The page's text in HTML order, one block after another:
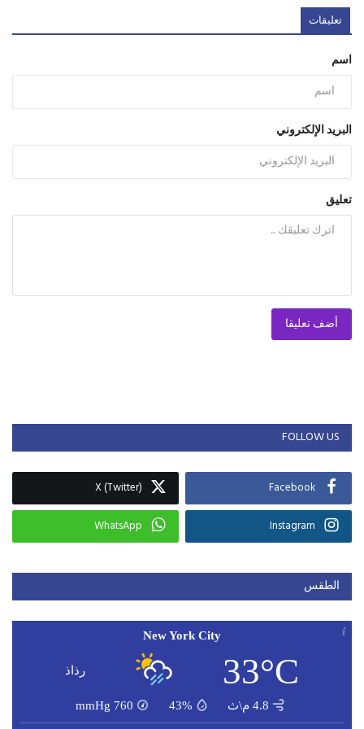
تعليقات
اسم
البريد الإلكتروني
تعليق
أضف تعليقا
FOLLOW US
Facebook
X (Twitter)
Instagram
WhatsApp
الطقس
New York City
33°C رذاذ
4.8 م\ث 43%
760
mmHg